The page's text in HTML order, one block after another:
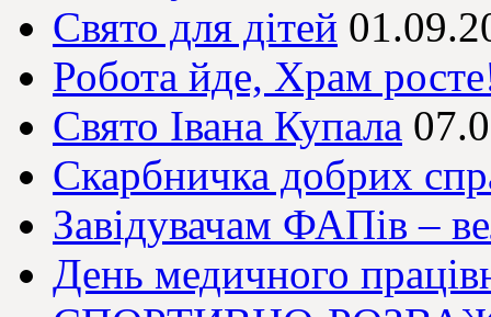
Свято для дітей
Робота йде, Храм
Свято Івана Купала
Скарбничка добрих
Завідувачам ФАПів –
День медичного